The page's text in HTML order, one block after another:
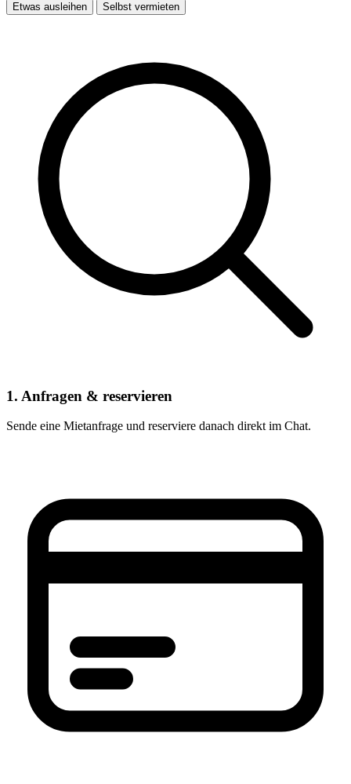
Etwas ausleihen Selbst vermieten
1. Anfragen & reservieren
Sende eine Mietanfrage und reserviere danach direkt im Chat.